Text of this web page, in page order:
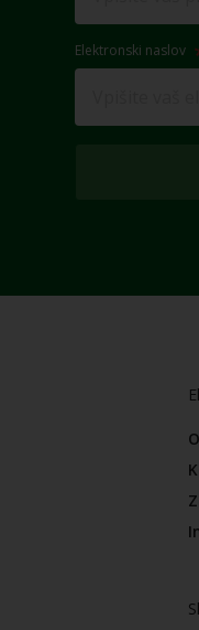
Elektronski naslov